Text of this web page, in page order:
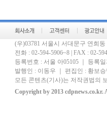
(우)03781 서울시 서대문구 연희
전화 : 02-594-5906~8 | FAX : 02-
등록번호 : 서울 아05105 ｜ 등록
발행인 : 이동우 ｜ 편집인 : 황보
모든 콘텐츠(기사)는 저작권법의
Copyright by 2013 cdpnews.co.kr.